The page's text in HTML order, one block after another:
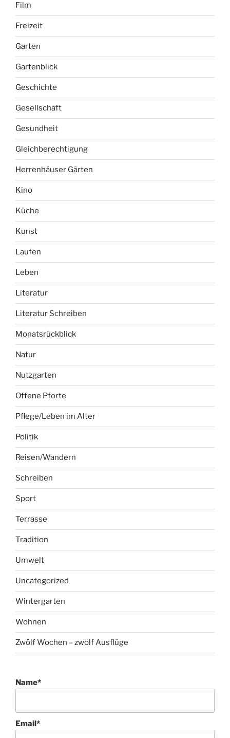
Film
Freizeit
Garten
Gartenblick
Geschichte
Gesellschaft
Gesundheit
Gleichberechtigung
Herrenhäuser Gärten
Kino
Küche
Kunst
Laufen
Leben
Literatur
Literatur Schreiben
Monatsrückblick
Natur
Nutzgarten
Offene Pforte
Pflege/Leben im Alter
Politik
Reisen/Wandern
Schreiben
Sport
Terrasse
Tradition
Umwelt
Uncategorized
Wintergarten
Wohnen
Zwölf Wochen – zwölf Ausflüge
Name*
Email*